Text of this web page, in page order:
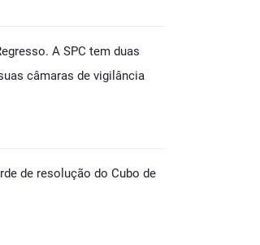
A SPC tem duas
câmaras de vigilância
de resolução do Cubo de